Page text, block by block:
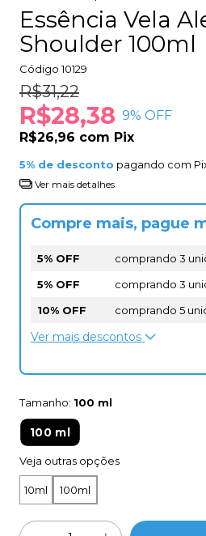
Essência Vela
Shoulder 100ml
Código 10129
R$31,22
R$28,38 9% OFF
R$26,96 com Pix
5% de desconto pagando com
Ver mais detalhes
Compre mais, pague
5% OFF
comprando 3
5% OFF
comprando 3
10% OFF
comprando 5
Ver mais descontos
Tamanho: 100 ml
100 ml
Veja outras opções
10ml 100ml